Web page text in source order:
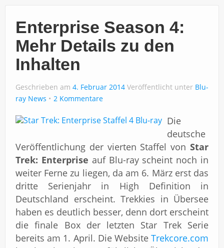
Enterprise Season 4:
Mehr Details zu den
Inhalten
Geschrieben am 4. Februar 2014 Veröffentlicht unter Blu-
ray News
2 Kommentare
Die
deutsche
Veröffentlichung der vierten Staffel von Star
Trek: Enterprise auf Blu-ray scheint noch in
weiter Ferne zu liegen, da am 6. März erst das
dritte Serienjahr in High Definition in
Deutschland erscheint. Trekkies in Übersee
haben es deutlich besser, denn dort erscheint
die finale Box der letzten Star Trek Serie
bereits am 1. April. Die Website Trekcore.com